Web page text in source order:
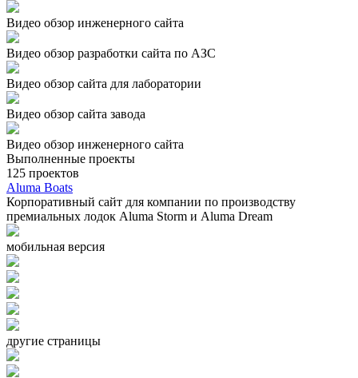
Видео обзор инженерного сайта
Видео обзор разработки сайта по АЗС
Видео обзор сайта для лаборатории
Видео обзор сайта завода
Видео обзор инженерного сайта
Выполненные проекты
125 проектов
Aluma Boats
Корпоративный сайт для компании по производству
премиальных лодок Aluma Storm и Aluma Dream
мобильная версия
другие страницы